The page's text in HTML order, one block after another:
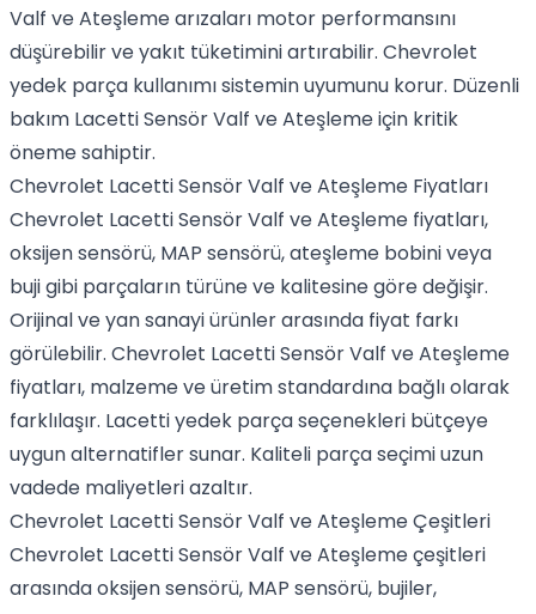
Valf ve Ateşleme arızaları motor performansını
düşürebilir ve yakıt tüketimini artırabilir. Chevrolet
yedek parça kullanımı sistemin uyumunu korur. Düzenli
bakım Lacetti Sensör Valf ve Ateşleme için kritik
öneme sahiptir.
Chevrolet Lacetti Sensör Valf ve Ateşleme Fiyatları
Chevrolet Lacetti Sensör Valf ve Ateşleme fiyatları,
oksijen sensörü, MAP sensörü, ateşleme bobini veya
buji gibi parçaların türüne ve kalitesine göre değişir.
Orijinal ve yan sanayi ürünler arasında fiyat farkı
görülebilir. Chevrolet Lacetti Sensör Valf ve Ateşleme
fiyatları, malzeme ve üretim standardına bağlı olarak
farklılaşır. Lacetti yedek parça seçenekleri bütçeye
uygun alternatifler sunar. Kaliteli parça seçimi uzun
vadede maliyetleri azaltır.
Chevrolet Lacetti Sensör Valf ve Ateşleme Çeşitleri
Chevrolet Lacetti Sensör Valf ve Ateşleme çeşitleri
arasında oksijen sensörü, MAP sensörü, bujiler,